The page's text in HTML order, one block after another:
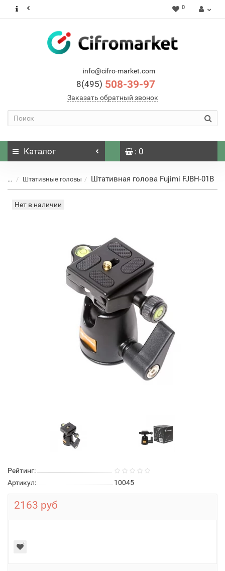
0
info@cifro-market.com
8(495) 508-39-97
Заказать обратный звонок
Каталог : 0
... Штативные головы Штативная голова Fujimi FJBH-01B
Нет в наличии
Рейтинг:
Артикул:
10045
2163 руб